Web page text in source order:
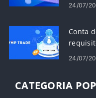
24/07/
Conta
24/07/
CATEGORIA